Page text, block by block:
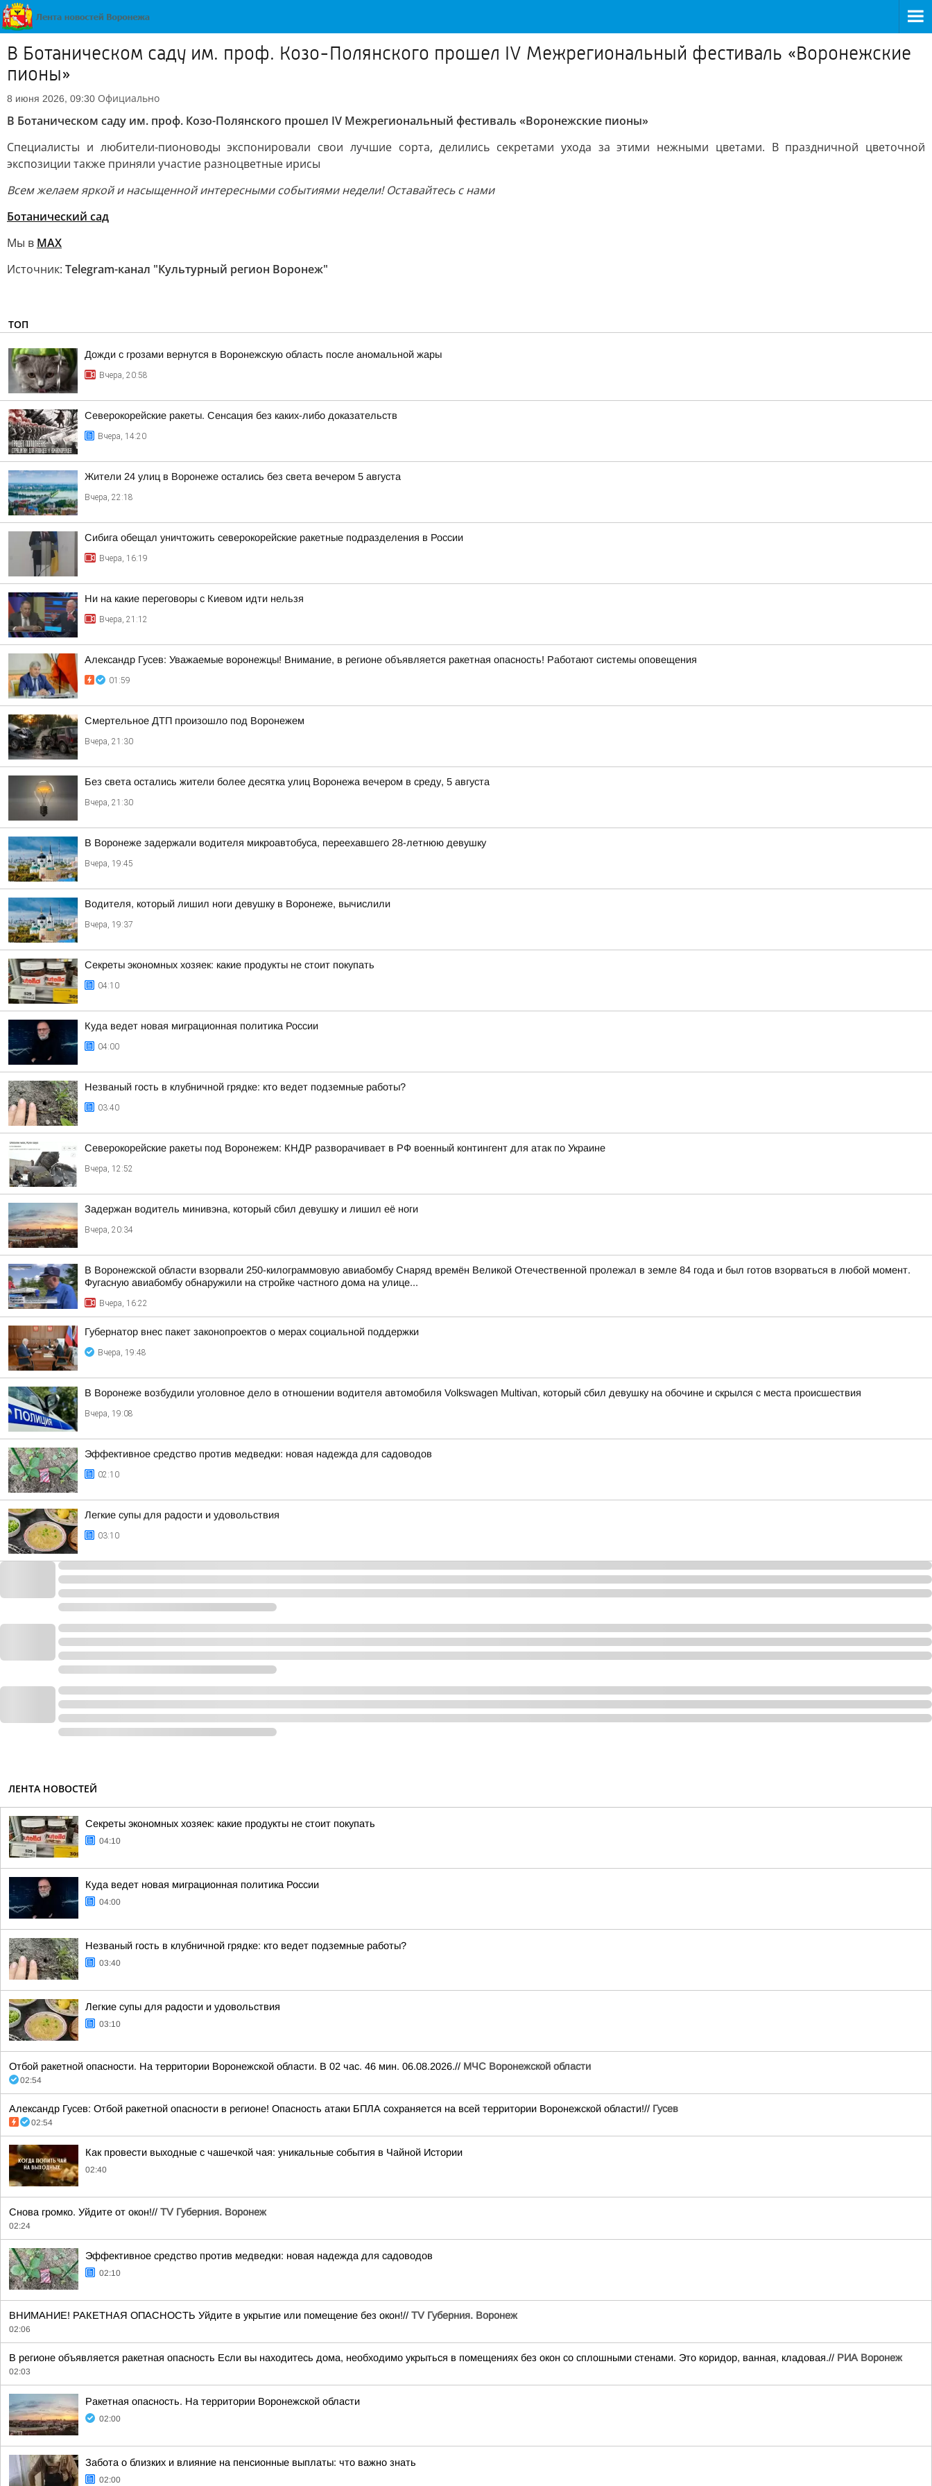
В Ботаническом саду им. проф. Козо-Полянского прошел IV Межрегиональный фестиваль «Воронежские
пионы»
8 июня 2026, 09:30 Официально
В Ботаническом саду им. проф. Козо-Полянского прошел IV Межрегиональный фестиваль «Воронежские пионы»
Специалисты и любители-пионоводы экспонировали свои лучшие сорта, делились секретами ухода за этими нежными цветами. В праздничной цветочной
экспозиции также приняли участие разноцветные ирисы
Всем желаем яркой и насыщенной интересными событиями недели! Оставайтесь с нами
Ботанический сад
Мы в МАХ
Источник: Telegram-канал "Культурный регион Воронеж"
ТОП
Дожди с грозами вернутся в Воронежскую область после аномальной жары
Вчера, 20:58
Северокорейские ракеты. Сенсация без каких-либо доказательств
Вчера, 14:20
Жители 24 улиц в Воронеже остались без света вечером 5 августа
Вчера, 22:18
Сибига обещал уничтожить северокорейские ракетные подразделения в России
Вчера, 16:19
Ни на какие переговоры с Киевом идти нельзя
Вчера, 21:12
Александр Гусев: Уважаемые воронежцы! Внимание, в регионе объявляется ракетная опасность! Работают системы оповещения
01:59
Смертельное ДТП произошло под Воронежем
Вчера, 21:30
Без света остались жители более десятка улиц Воронежа вечером в среду, 5 августа
Вчера, 21:30
В Воронеже задержали водителя микроавтобуса, переехавшего 28-летнюю девушку
Вчера, 19:45
Водителя, который лишил ноги девушку в Воронеже, вычислили
Вчера, 19:37
Секреты экономных хозяек: какие продукты не стоит покупать
04:10
Куда ведет новая миграционная политика России
04:00
Незваный гость в клубничной грядке: кто ведет подземные работы?
03:40
Северокорейские ракеты под Воронежем: КНДР разворачивает в РФ военный контингент для атак по Украине
Вчера, 12:52
Задержан водитель минивэна, который сбил девушку и лишил её ноги
Вчера, 20:34
В Воронежской области взорвали 250-килограммовую авиабомбу Снаряд времён Великой Отечественной пролежал в земле 84 года и был готов взорваться в любой момент.
Фугасную авиабомбу обнаружили на стройке частного дома на улице...
Вчера, 16:22
Губернатор внес пакет законопроектов о мерах социальной поддержки
Вчера, 19:48
В Воронеже возбудили уголовное дело в отношении водителя автомобиля Volkswagen Multivan, который сбил девушку на обочине и скрылся с места происшествия
Вчера, 19:08
Эффективное средство против медведки: новая надежда для садоводов
02:10
Легкие супы для радости и удовольствия
03:10
ЛЕНТА НОВОСТЕЙ
Секреты экономных хозяек: какие продукты не стоит покупать
04:10
Куда ведет новая миграционная политика России
04:00
Незваный гость в клубничной грядке: кто ведет подземные работы?
03:40
Легкие супы для радости и удовольствия
03:10
Отбой ракетной опасности. На территории Воронежской области. В 02 час. 46 мин. 06.08.2026.// МЧС Воронежской области
02:54
Александр Гусев: Отбой ракетной опасности в регионе! Опасность атаки БПЛА сохраняется на всей территории Воронежской области!// Гусев
02:54
Как провести выходные с чашечкой чая: уникальные события в Чайной Истории
02:40
Снова громко. Уйдите от окон!// TV Губерния. Воронеж
02:24
Эффективное средство против медведки: новая надежда для садоводов
02:10
ВНИМАНИЕ! РАКЕТНАЯ ОПАСНОСТЬ Уйдите в укрытие или помещение без окон!// TV Губерния. Воронеж
02:06
В регионе объявляется ракетная опасность Если вы находитесь дома, необходимо укрыться в помещениях без окон со сплошными стенами. Это коридор, ванная, кладовая.// РИА Воронеж
02:03
Ракетная опасность. На территории Воронежской области
02:00
Забота о близких и влияние на пенсионные выплаты: что важно знать
02:00